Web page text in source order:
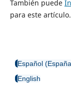
También puede
para este artículo.
Español
English